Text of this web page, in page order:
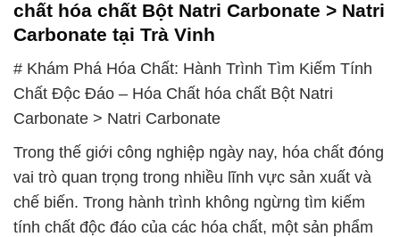
chất hóa chất Bột Natri Carbonate > Natri
Carbonate tại Trà Vinh
# Khám Phá Hóa Chất: Hành Trình Tìm Kiếm Tính
Chất Độc Đáo – Hóa Chất hóa chất Bột Natri
Carbonate > Natri Carbonate
Trong thế giới công nghiệp ngày nay, hóa chất đóng
vai trò quan trọng trong nhiều lĩnh vực sản xuất và
chế biến. Trong hành trình không ngừng tìm kiếm
tính chất độc đáo của các hóa chất, một sản phẩm